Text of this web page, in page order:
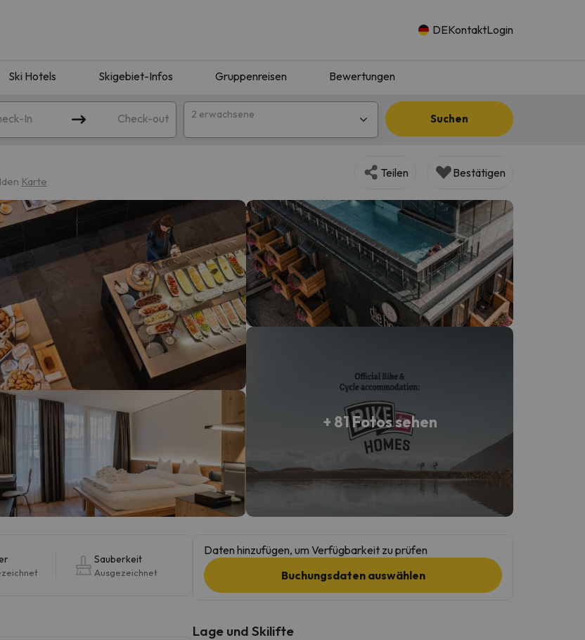
DEKontaktLogin
Ski Hotels Skigebiet-Infos Gruppenreisen Bewertungen
In Check-out 2 erwachsene Suchen
entsprechen. Versuchen Sie, das Ziel zu ändern.
er seinen Kompass gefunden hat, wird er zurück sein.
Karte
Teilen Bestätigen
+ 81 Fotos sehen
Sauberkeit
Ausgezeichnet
Daten hinzufügen, um Verfügbarkeit zu prüfen
Buchungsdaten auswählen
Lage und Skilifte